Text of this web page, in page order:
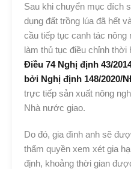
Sau khi chuyển mục đích
dụng đất trồng lúa đã hết
cầu tiếp tục canh tác nông
làm thủ tục điều chỉnh thời
Điều 74 Nghị định 43/
bởi Nghị định 148/2020/
trực tiếp sản xuất nông
Nhà nước giao.
Do đó, gia đình anh sẽ
thẩm quyền xem xét gia
định, khoảng thời gian